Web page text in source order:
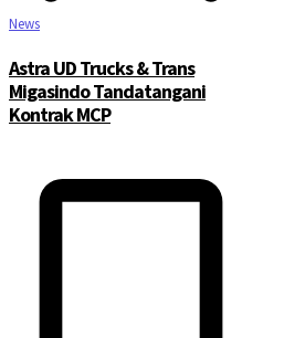
News
Astra UD Trucks & Trans
Migasindo Tandatangani
Kontrak MCP